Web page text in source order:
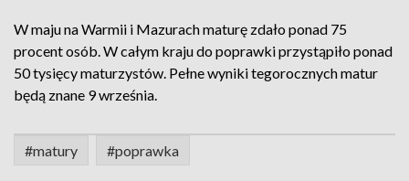
W maju na Warmii i Mazurach maturę zdało ponad 75
procent osób. W całym kraju do poprawki przystąpiło ponad
50 tysięcy maturzystów. Pełne wyniki tegorocznych matur
będą znane 9 września.
#matury #poprawka